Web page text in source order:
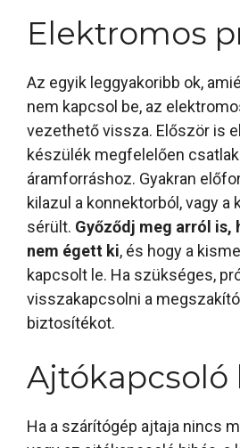
Elektromos
Az egyik leggyakoribb ok,
nem kapcsol be, az
vezethető vissza. Először is
készülék megfelelően
áramforráshoz. Gyakran
kilazul a konnektorból, vagy a
sérült. Győződj meg arról is,
nem égett ki, és hogy a
kapcsolt le. Ha szükséges,
visszakapcsolni a
biztosítékot.
Ajtókapcsoló
Ha a szárítógép ajtaja nincs